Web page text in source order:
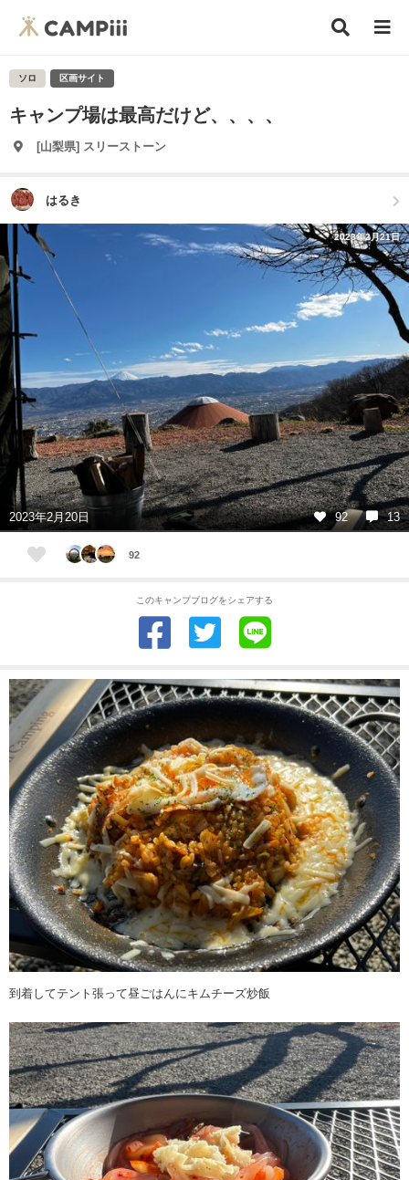
ソロ 区画サイト
キャンプ場は最高だけど、、、、
[山梨県] スリーストーン
はるき
2023年2月21日
2023年2月20日 92 13
92
このキャンプブログをシェアする
到着してテント張って昼ごはんにキムチーズ炒飯